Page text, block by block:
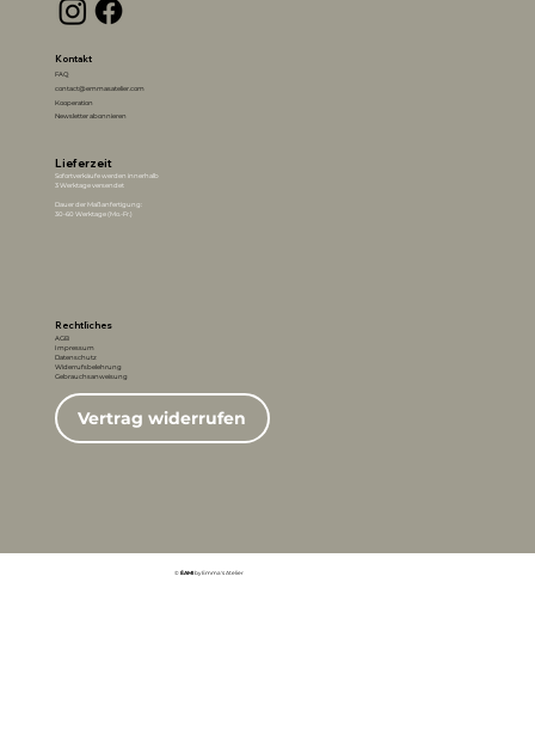
Rechtliches
AGB
Impressum
Datenschutz
Widerrufsbelehrung
Gebrauchsanweisung
Vertrag widerrufen
Lieferzeit
Sofortverkäufe werden innerhalb
3 Werktage versendet
Dauer der Maßanfertigung:
30-60 Werktage (Mo.-Fr.)
Kontakt
FAQ
contact@emmasatelier.com
Newsletter abonnieren
Kooperation
©ÉAMI by Emma's Atelier